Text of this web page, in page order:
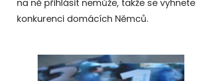
na ně přihlásit nemůže, takže se vyhnete
konkurenci domácích Němců.